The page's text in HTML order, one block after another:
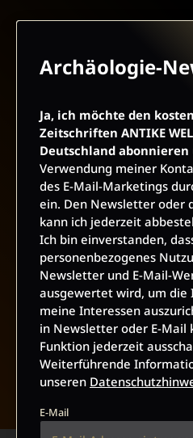
AGB UND
BARRIEREFREIHEIT
VERTRAG
ABO ONLINE
NACH
Archäologie-
Ja, ich möchte den
Zeitschriften ANTIKE
Deutschland abonnieren
Verwendung meiner
des E-Mail-Marketings
ein. Den Newsletter oder
kann ich jederzeit
Ich bin einverstanden,
personenbezogenes
Newsletter und E-Mail-
ausgewertet wird, um die
meine Interessen
in Newsletter oder E-Mail
Funktion jederzeit
Weiterführende
unseren
E-Mail